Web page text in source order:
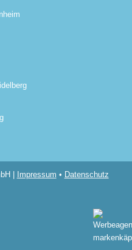
| Impressum • Datenschutz